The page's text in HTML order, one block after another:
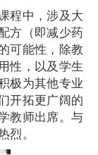
程中，涉及大
方（即减少药
可能性，除教
性，以及学生
极为其他专业
开拓更广阔的
教师出席。与
烈。